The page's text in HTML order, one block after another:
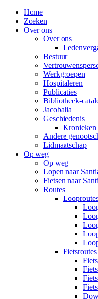
Home
Zoeken
Over ons
Over ons
Bestuur
Werkgroepen
Hospitaleren
Publicaties
Bibliotheek-
Jacobalia
Geschiedenis
Kronieken
Andere
Lidmaatschap
Op weg
Op weg
Lopen naar
Fietsen naar
Routes